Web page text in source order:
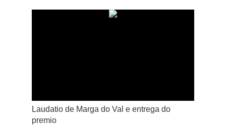
Laudatio de Marga do Val e entrega do
premio